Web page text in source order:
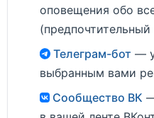
оповещения обо
(предпочтительный
Телеграм-бот —
выбранным вами
Сообщество ВК